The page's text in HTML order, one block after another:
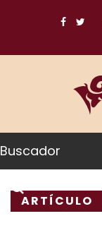
Buscador
ARTÍCULO